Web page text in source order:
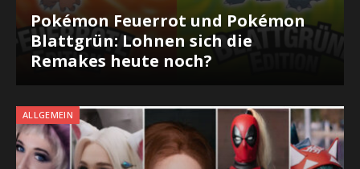
Pokémon Feuerrot und Pokémon
Blattgrün: Lohnen sich die
Remakes heute noch?
ALLGEMEIN